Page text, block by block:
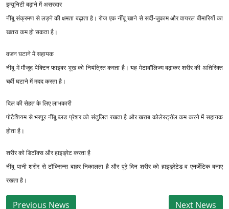
इम्यूनिटी बढ़ाने में असरदार
नींबू संक्रमण से लड़ने की क्षमता बढ़ाता है। रोज एक नींबू खाने से सर्दी-जुकाम और वायरल बीमारियों का
खतरा कम हो सकता है।
वजन घटाने में सहायक
नींबू में मौजूद पेक्टिन फाइबर भूख को नियंत्रित करता है। यह मेटाबॉलिज्म बढ़ाकर शरीर की अतिरिक्त
चर्बी घटाने में मदद करता है।
दिल की सेहत के लिए लाभकारी
पोटैशियम से भरपूर नींबू ब्लड प्रेशर को संतुलित रखता है और खराब कोलेस्ट्रॉल कम करने में सहायक
होता है।
शरीर को डिटॉक्स और हाइड्रेट करता है
नींबू पानी शरीर से टॉक्सिन्स बाहर निकालता है और पूरे दिन शरीर को हाइड्रेटेड व एनर्जेटिक बनाए
रखता है।